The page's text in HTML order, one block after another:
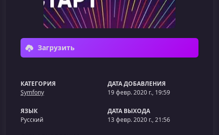
Загрузить
КАТЕГОРИЯ
Symfony
ДАТА ДОБАВЛЕНИЯ
19 февр. 2020 г., 19:59
ЯЗЫК
Русский
ДАТА ВЫХОДА
13 февр. 2020 г., 21:56